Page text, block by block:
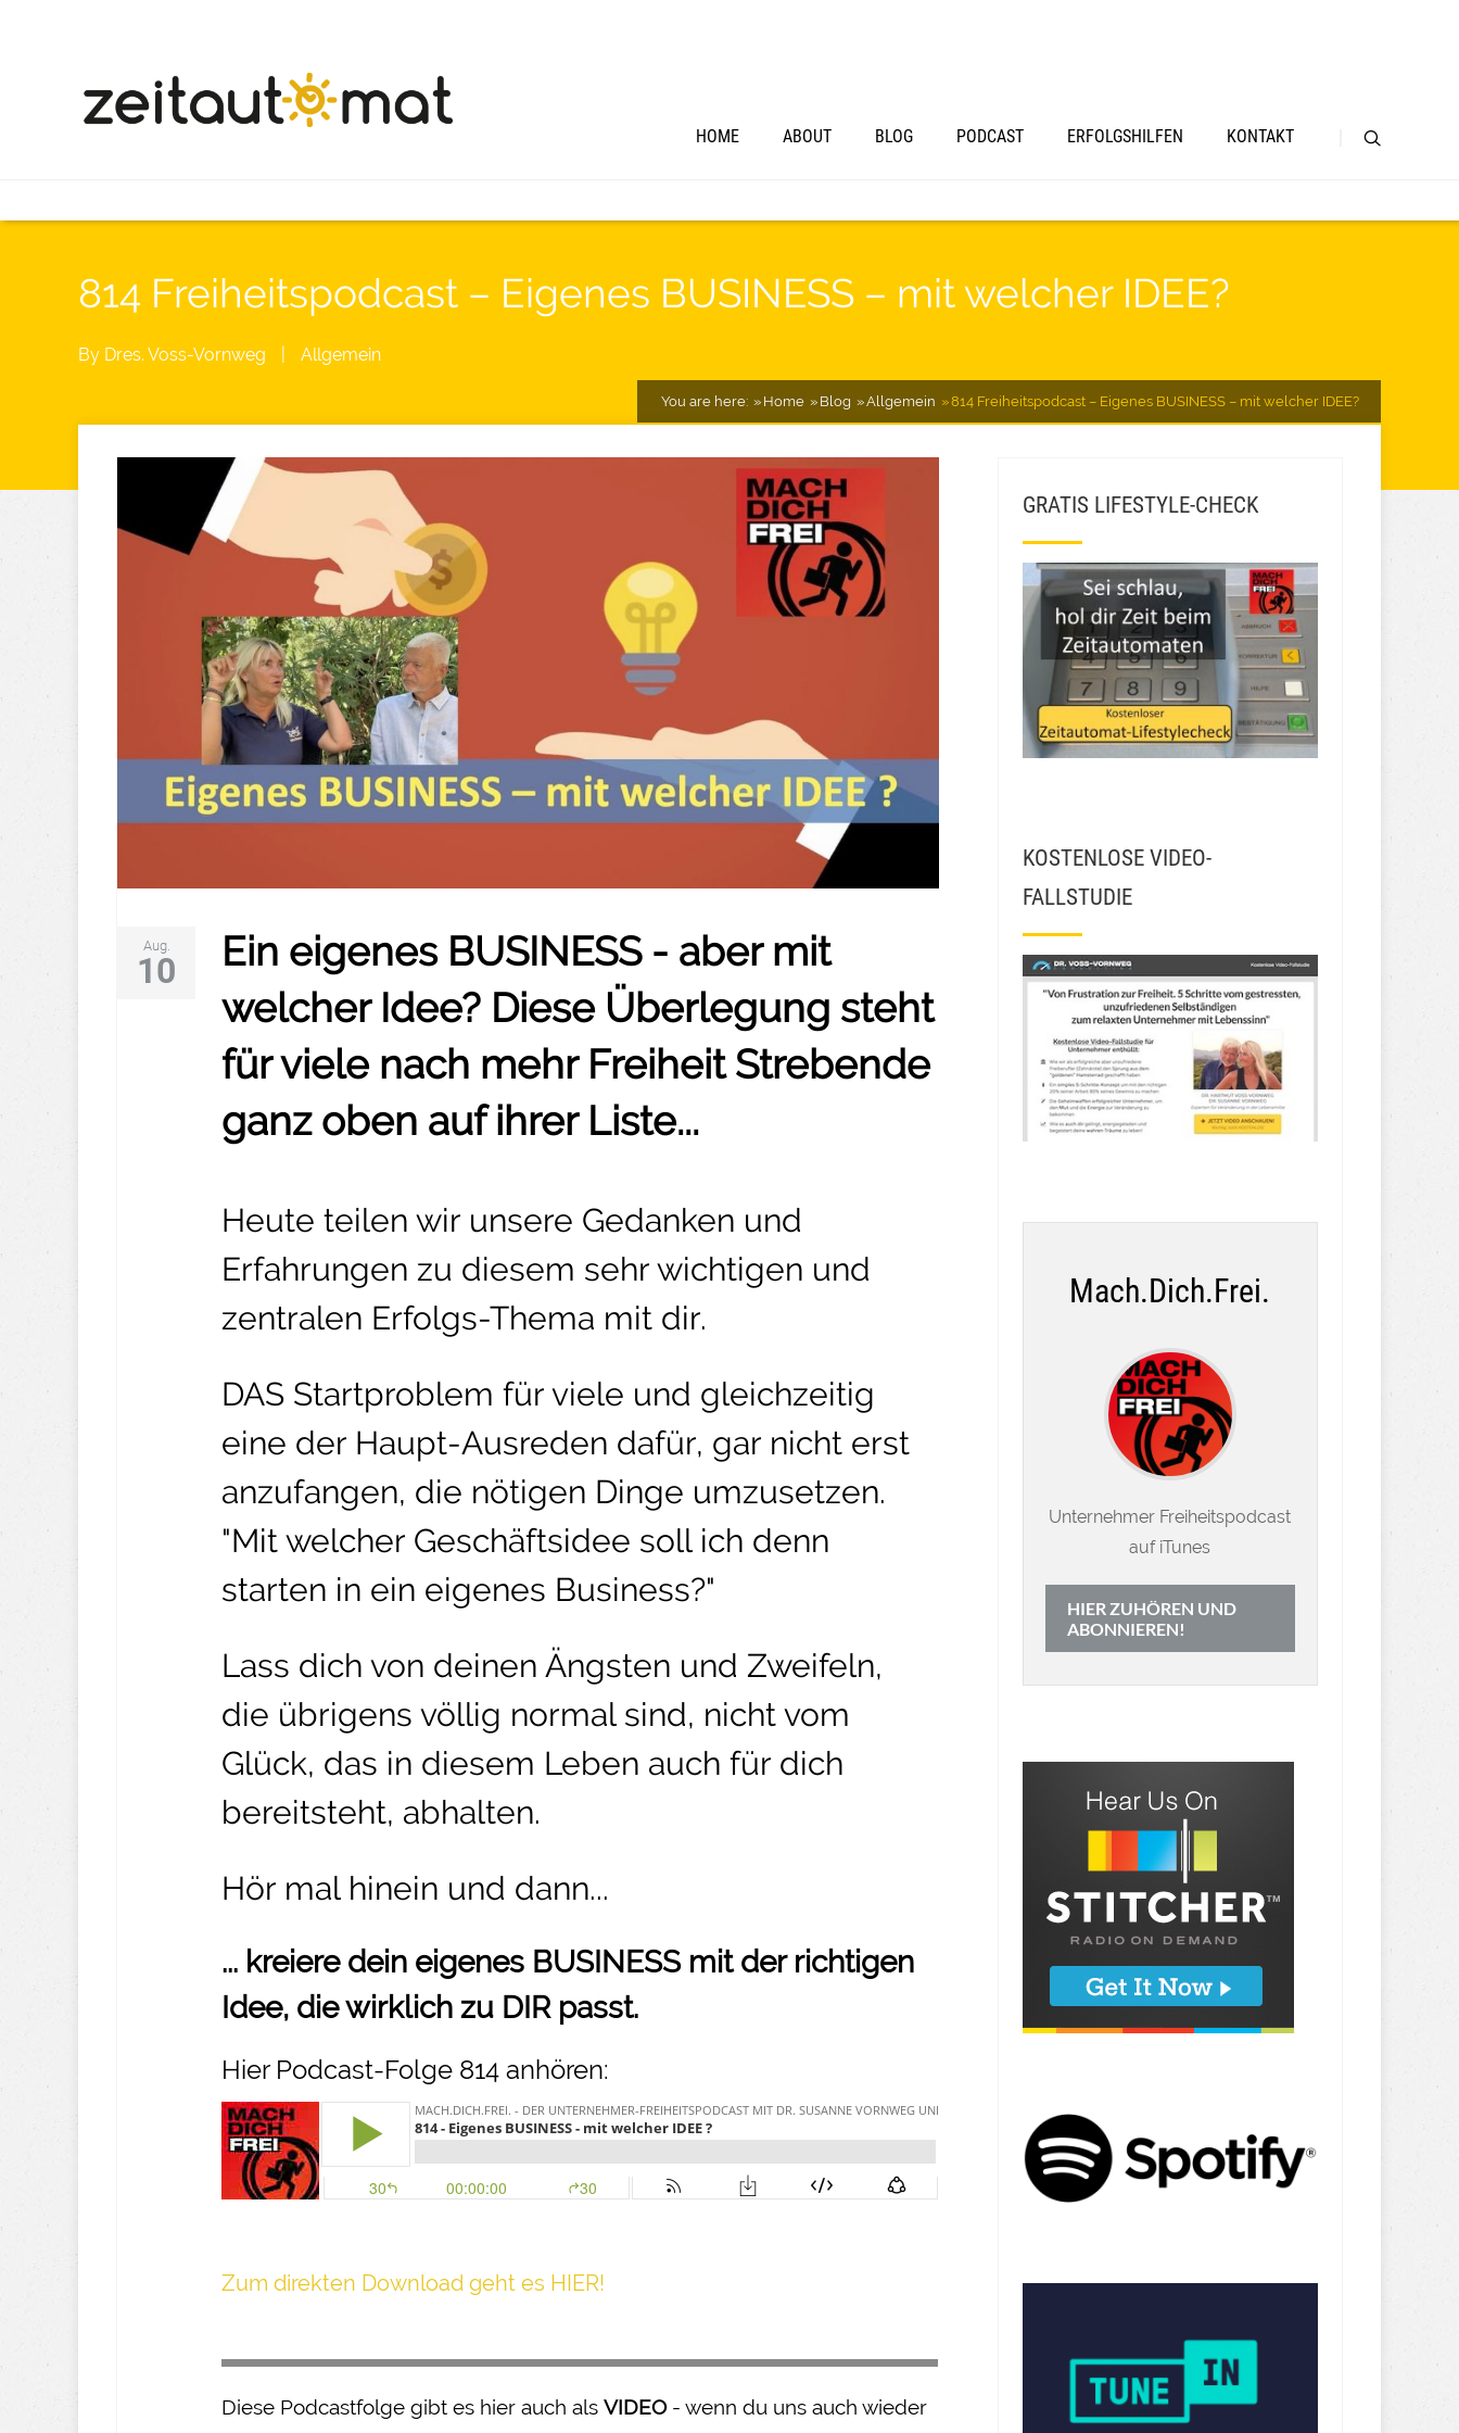
HOME ABOUT BLOG PODCAST ERFOLGSHILFEN KONTAKT
814 Freiheitspodcast – Eigenes BUSINESS – mit welcher IDEE?
By Dres. Voss-Vornweg Allgemein
You are here: Home Blog Allgemein 814 Freiheitspodcast – Eigenes BUSINESS – mit welcher IDEE?
Aug.
10
Ein eigenes BUSINESS - aber mit
welcher Idee? Diese Überlegung steht
für viele nach mehr Freiheit Strebende
ganz oben auf ihrer Liste...
Heute teilen wir unsere Gedanken und
Erfahrungen zu diesem sehr wichtigen und
zentralen Erfolgs-Thema mit dir.
DAS Startproblem für viele und gleichzeitig
eine der Haupt-Ausreden dafür, gar nicht erst
anzufangen, die nötigen Dinge umzusetzen.
"Mit welcher Geschäftsidee soll ich denn
starten in ein eigenes Business?"
Lass dich von deinen Ängsten und Zweifeln,
die übrigens völlig normal sind, nicht vom
Glück, das in diesem Leben auch für dich
bereitsteht, abhalten.
Hör mal hinein und dann...
... kreiere dein eigenes BUSINESS mit der richtigen
Idee, die wirklich zu DIR passt.
Hier Podcast-Folge 814 anhören:
Z um direkte n Download geh t es HIER!
Diese Podcastfolge gibt es hier auch als VIDEO- wenn du uns auch wieder
GRATIS LIFESTYLE-CHECK
KOSTENLOSE VIDEO-
FALLSTUDIE
Mach.Dich.Frei.
Unternehmer Freiheitspodcast
auf iTunes
HIER ZUHÖREN UND
ABONNIEREN!